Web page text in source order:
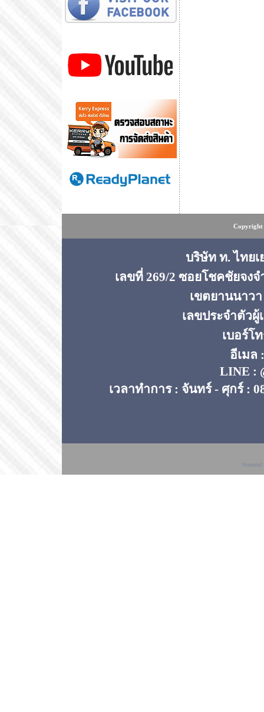
Copyright
บริษัท ท. ไทยเ
เลขที่ 269/2 ซอยโชคชัยจง
เขตยานนาว
เลขประจำตัวผู้
เบอร์โ
อีเมล
LINE :
เวลาทำการ : จันทร์ - ศุกร์ :